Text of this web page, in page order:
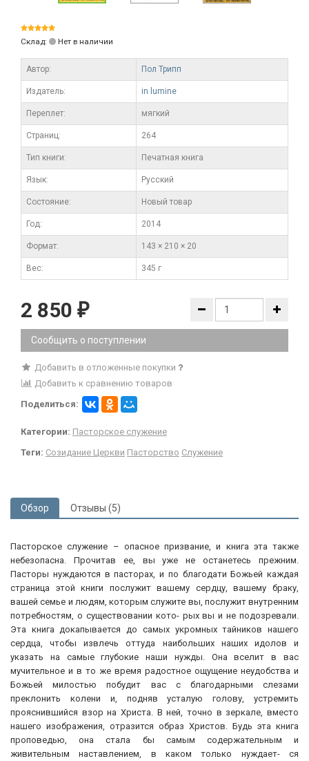
Склад: Нет в наличии
Автор: Пол Трипп
Издатель: in lumine
Переплет: мягкий
Cтраниц: 264
Тип книги: Печатная книга
Язык: Русский
Состояние: Новый товар
Год: 2014
Формат: 143 × 210 × 20
Вес: 345 г
2 850 ₽
Сообщить о поступлении
Добавить в отложенные покупки
Добавить к сравнению товаров
Поделиться:
Категории: Пасторское служение
Теги: Созидание Церкви Пасторство Служение
Обзор Отзывы (5)
Пасторское служение – опасное призвание, и книга эта также
небезопасна. Прочитав ее, вы уже не останетесь прежним.
Пасторы нуждаются в пасторах, и по благодати Божьей каждая
страница этой книги послужит вашему сердцу, вашему браку,
вашей семье и людям, которым служите вы, послужит внутренним
потребностям, о существовании кото- рых вы и не подозревали.
Эта книга докапывается до самых укромных тайников нашего
сердца, чтобы извлечь оттуда наибольших наших идолов и
указать на самые глубокие наши нужды. Она вселит в вас
мучительное и в то же время радостное ощущение неудобства и
Божьей милостью побудит вас с благодарными слезами
преклонить колени и, подняв усталую голову, устремить
прояснившийся взор на Христа. В ней, точно в зеркале, вместо
нашего изображения, отразится образ Христов. Будь эта книга
проповедью, она стала бы самым содержательным и
живительным наставлением, в каком только нуждает- ся